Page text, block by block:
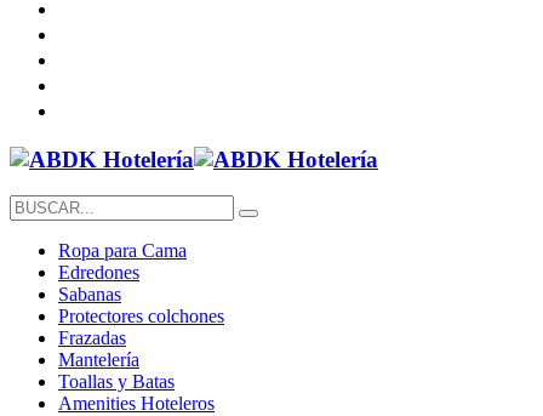
Ropa para Cama
Edredones
Sabanas
Protectores colchones
Frazadas
Mantelería
Toallas y Batas
Amenities Hoteleros